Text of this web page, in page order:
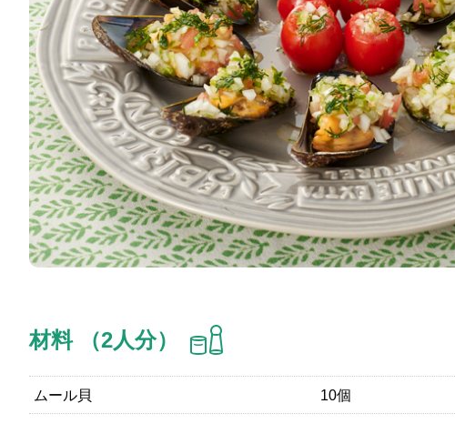
材料 （2人分）
ムール貝 10個